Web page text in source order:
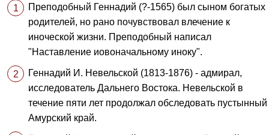
Преподобный Геннадий (?-1565) был сыном богатых
родителей, но рано почувствовал влечение к
иноческой жизни. Преподобный написал
"Наставление иовоначальному иноку".
Геннадий И. Невельской (1813-1876) - адмирал,
исследователь Дальнего Востока. Невельской в
течение пяти лет продолжал обследовать пустынный
Амурский край.